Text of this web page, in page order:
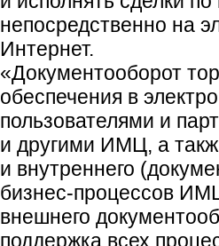
непосредственно на
Интернет.
«Документооборот
обеспечения в
пользователями и
и другими ИМЦ, а
и внутреннего
бизнес-процессов
внешнего
поддержка всех